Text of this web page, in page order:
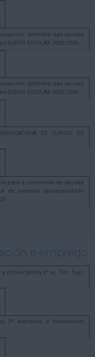
definitiva das axudas
ESCOLAR 2025/2026
definitiva das axudas
ESCOLAR 2025/2026
DE CURSOS DE
para a concesión de axudas
de persoas discapacidade
e emprego
y convocatoria 2º ej. Tec. Sup.
3º exercicio e finalización